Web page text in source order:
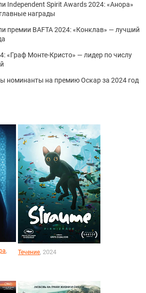
,
Течение, 2024
Independent Spirit Awards 2024: «Анора»
награды
премии BAFTA 2024: «Конклав» — лучший
«Граф Монте-Кристо» — лидер по числу
номинанты на премию Оскар за 2024 год